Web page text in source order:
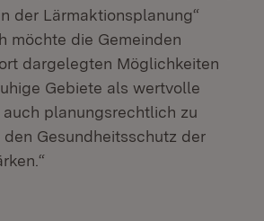
der Lärmaktionsplanung“
möchte die Gemeinden
dargelegten Möglichkeiten
Gebiete als wertvolle
auch planungsrechtlich zu
Gesundheitsschutz der